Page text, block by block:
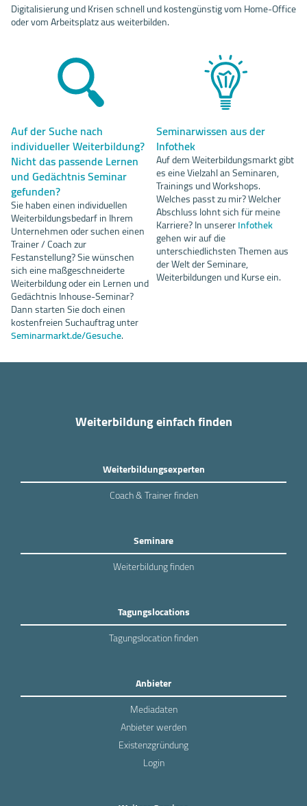
Digitalisierung und Krisen schnell und kostengünstig vom Home-Office
oder vom Arbeitsplatz aus weiterbilden.
Auf der Suche nach
individueller Weiterbildung?
Nicht das passende Lernen
und Gedächtnis Seminar
gefunden?
Sie haben einen individuellen
Weiterbildungsbedarf in Ihrem
Unternehmen oder suchen einen
Trainer / Coach zur
Festanstellung? Sie wünschen
sich eine maßgeschneiderte
Weiterbildung oder ein Lernen und
Gedächtnis Inhouse-Seminar?
Dann starten Sie doch einen
kostenfreien Suchauftrag unter
Seminarmarkt.de/Gesuche.
Seminarwissen aus der
Infothek
Auf dem Weiterbildungsmarkt gibt
es eine Vielzahl an Seminaren,
Trainings und Workshops.
Welches passt zu mir? Welcher
Abschluss lohnt sich für meine
Karriere? In unsererInfothek
gehen wir auf die
unterschiedlichsten Themen aus
der Welt der Seminare,
Weiterbildungen und Kurse ein.
Weiterbildung einfach finden
Weiterbildungsexperten
Coach & Trainer finden
Seminare
Weiterbildung finden
Tagungslocations
Tagungslocation finden
Anbieter
Mediadaten
Anbieter werden
Existenzgründung
Login